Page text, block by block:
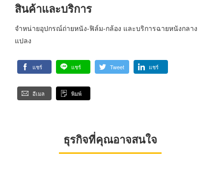
สินค้าและบริการ
จำหน่ายอุปกรณ์ถ่ายหนัง-ฟิล์ม-กล้อง และบริการฉายหนังกลาง
แปลง
แชร์ แชร์ Tweet แชร์
อีเมล พิมพ์
ธุรกิจที่คุณอาจสนใจ